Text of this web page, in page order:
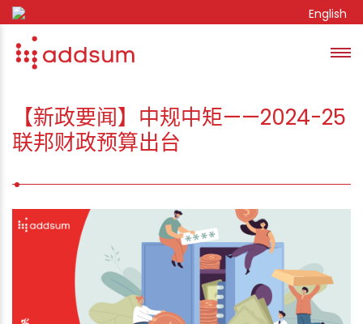
Skip to content English
【新政要闻】中规中矩——2024-25
联邦财政预算出台